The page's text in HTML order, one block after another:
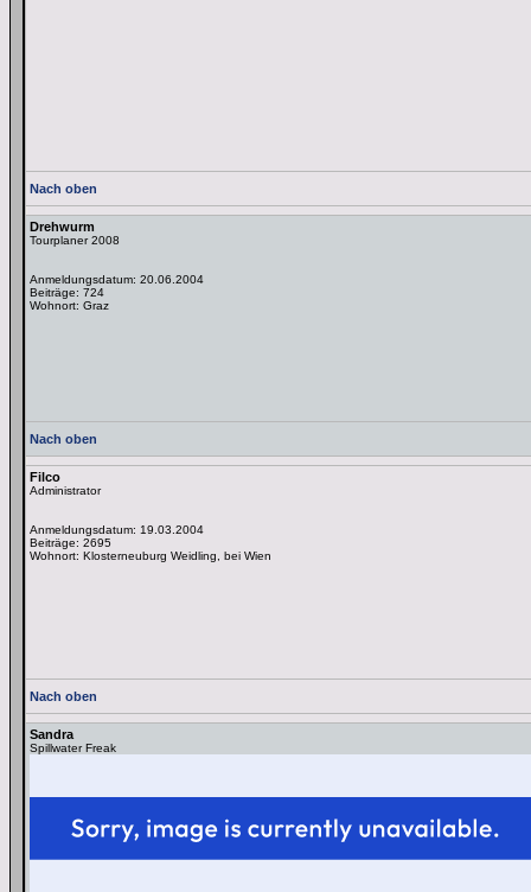
Nach oben
Drehwurm
Tourplaner 2008
Anmeldungsdatum: 20.06.2004
Beiträge: 724
Wohnort: Graz
Nach oben
Filco
Administrator
Anmeldungsdatum: 19.03.2004
Beiträge: 2695
Wohnort: Klosterneuburg Weidling, bei Wien
Nach oben
Sandra
Spillwater Freak